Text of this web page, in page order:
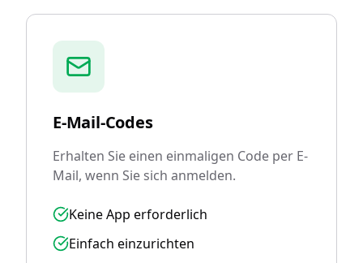
E-Mail-Codes
Erhalten Sie einen einmaligen Code per E-
Mail, wenn Sie sich anmelden.
Keine App erforderlich
Einfach einzurichten